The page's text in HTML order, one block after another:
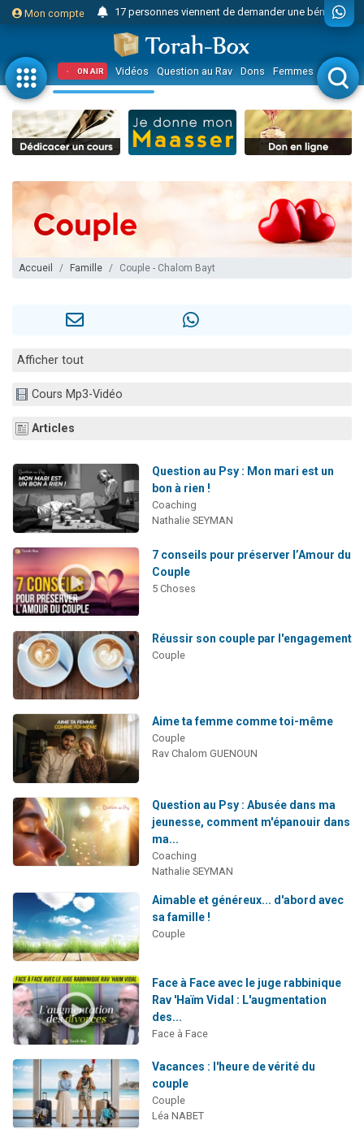
Mon compte
Il reste 49 places pour étudier en groupe sur Zoom
23 personnes viennent de faire un don pour Diane, 80 ans, dans un appartement insalubre
Eva vient de donner son Maasser
4 personnes viennent de nous rejoindre sur WhatsApp
3 personnes viennent de nous rejoindre sur WhatsApp
3 personnes viennent de faire un don pour 5 jours de vacances aux Orphelins
Odaya vient de donner son Maasser
13 personnes viennent de demander une bénédiction
Il reste 49 places pour étudier en groupe sur Zoom
2 personnes viennent de faire un don pour 1 Journée de Vacances Pour les Enfants
ON AIR Vidéos Question au Rav Dons Femmes Enfants
Accueil Famille Couple - Chalom Bayt
Afficher tout
Cours Mp3-Vidéo
Articles
Question au Psy : Mon mari est un
bon à rien !
Coaching
Nathalie SEYMAN
7 conseils pour préserver l’Amour du
Couple
5 Choses
Réussir son couple par l'engagement
Couple
Aime ta femme comme toi-même
Couple
Rav Chalom GUENOUN
Question au Psy : Abusée dans ma
jeunesse, comment m'épanouir dans
ma...
Coaching
Nathalie SEYMAN
Aimable et généreux... d'abord avec
sa famille !
Couple
Face à Face avec le juge rabbinique
Rav 'Haïm Vidal : L'augmentation
des...
Face à Face
Vacances : l'heure de vérité du
couple
Couple
Léa NABET